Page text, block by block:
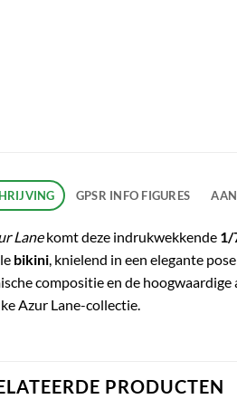
GPSR INFO FIGURES
Lanekomt deze indrukwekkende 1/
bikini , knielend in een elegante
compositie en de
Azur Lane-collectie.
PRODUCTEN